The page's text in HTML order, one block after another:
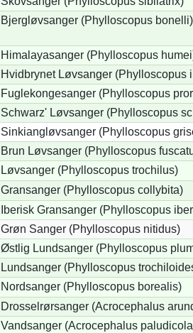
Bjergløvsanger (Phylloscopus bonelli)
Himalayasanger (Phylloscopus
Hvidbrynet Løvsanger (Phylloscopus
Fuglekongesanger (Phylloscopus
Schwarz' Løvsanger (Phylloscopus
Sinkiangløvsanger (Phylloscopus
Brun Løvsanger (Phylloscopus
Løvsanger (Phylloscopus trochilus)
Gransanger (Phylloscopus collybita)
Iberisk Gransanger (Phylloscopus
Grøn Sanger (Phylloscopus nitidus)
Østlig Lundsanger (Phylloscopus
Lundsanger (Phylloscopus
Nordsanger (Phylloscopus borealis)
Drosselrørsanger (Acrocephalus
Vandsanger (Acrocephalus